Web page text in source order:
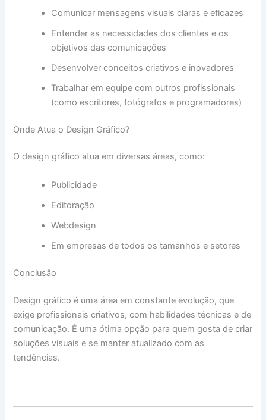
Comunicar mensagens visuais claras e eficazes
Entender as necessidades dos clientes e os
objetivos das comunicações
Desenvolver conceitos criativos e inovadores
Trabalhar em equipe com outros profissionais
(como escritores, fotógrafos e programadores)
Onde Atua o Design Gráfico?
O design gráfico atua em diversas áreas, como:
Publicidade
Editoração
Webdesign
Em empresas de todos os tamanhos e setores
Conclusão
Design gráfico é uma área em constante evolução, que
exige profissionais criativos, com habilidades técnicas e de
comunicação. É uma ótima opção para quem gosta de criar
soluções visuais e se manter atualizado com as
tendências.